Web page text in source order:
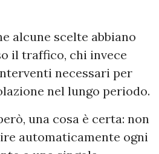
alcune scelte abbiano
il traffico, chi invece
necessari per
nel lungo periodo.
una cosa è certa: non
automaticamente ogni